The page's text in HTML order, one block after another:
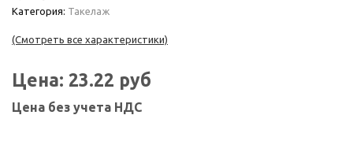
Категория: Такелаж
(Смотреть все характеристики)
Цена: 23.22 руб
Цена без учета НДС